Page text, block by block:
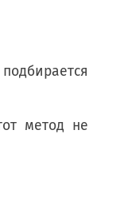
метод не